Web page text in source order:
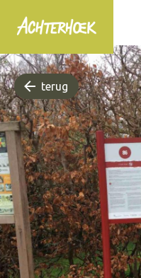
terug